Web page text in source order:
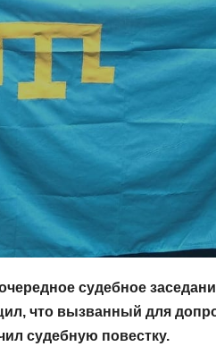
судебное
что вызванный для
судебную повестку.